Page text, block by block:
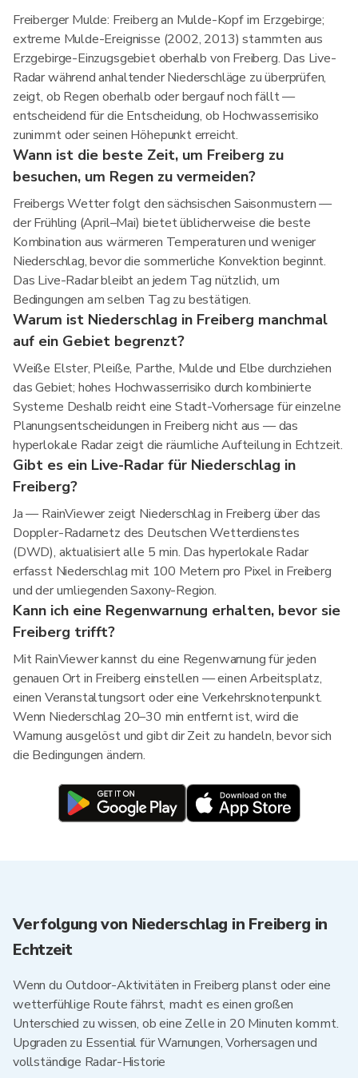
Freiberger Mulde: Freiberg an Mulde-Kopf im Erzgebirge;
extreme Mulde-Ereignisse (2002, 2013) stammten aus
Erzgebirge-Einzugsgebiet oberhalb von Freiberg. Das Live-
Radar während anhaltender Niederschläge zu überprüfen,
zeigt, ob Regen oberhalb oder bergauf noch fällt —
entscheidend für die Entscheidung, ob Hochwasserrisiko
zunimmt oder seinen Höhepunkt erreicht.
Wann ist die beste Zeit, um Freiberg zu
besuchen, um Regen zu vermeiden?
Freibergs Wetter folgt den sächsischen Saisonmustern —
der Frühling (April–Mai) bietet üblicherweise die beste
Kombination aus wärmeren Temperaturen und weniger
Niederschlag, bevor die sommerliche Konvektion beginnt.
Das Live-Radar bleibt an jedem Tag nützlich, um
Bedingungen am selben Tag zu bestätigen.
Warum ist Niederschlag in Freiberg manchmal
auf ein Gebiet begrenzt?
Weiße Elster, Pleiße, Parthe, Mulde und Elbe durchziehen
das Gebiet; hohes Hochwasserrisiko durch kombinierte
Systeme Deshalb reicht eine Stadt-Vorhersage für einzelne
Planungsentscheidungen in Freiberg nicht aus — das
hyperlokale Radar zeigt die räumliche Aufteilung in Echtzeit.
Gibt es ein Live-Radar für Niederschlag in
Freiberg?
Ja — RainViewer zeigt Niederschlag in Freiberg über das
Doppler-Radarnetz des Deutschen Wetterdienstes
(DWD), aktualisiert alle 5 min. Das hyperlokale Radar
erfasst Niederschlag mit 100 Metern pro Pixel in Freiberg
und der umliegenden Saxony-Region.
Kann ich eine Regenwarnung erhalten, bevor sie
Freiberg trifft?
Mit RainViewer kannst du eine Regenwarnung für jeden
genauen Ort in Freiberg einstellen — einen Arbeitsplatz,
einen Veranstaltungsort oder eine Verkehrsknotenpunkt.
Wenn Niederschlag 20–30 min entfernt ist, wird die
Warnung ausgelöst und gibt dir Zeit zu handeln, bevor sich
die Bedingungen ändern.
Verfolgung von Niederschlag in Freiberg in
Echtzeit
Wenn du Outdoor-Aktivitäten in Freiberg planst oder eine
wetterfühlige Route fährst, macht es einen großen
Unterschied zu wissen, ob eine Zelle in 20 Minuten kommt.
Upgraden zu Essential für Warnungen, Vorhersagen und
vollständige Radar-Historie